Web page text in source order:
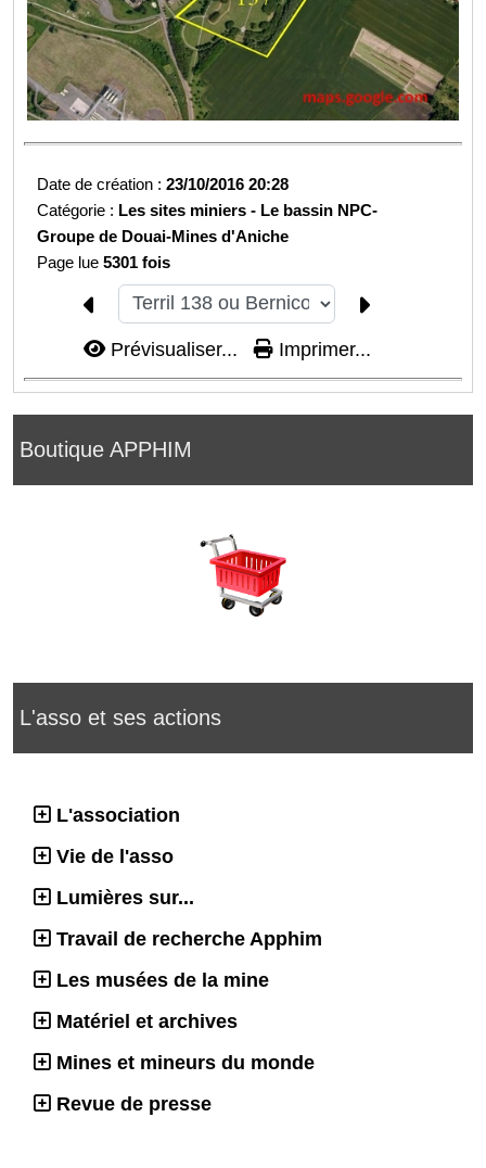
Boutique APPHIM
L'asso et ses actions
L'association
Vie de l'asso
Lumières sur...
Travail de recherche Apphim
Les musées de la mine
Matériel et archives
Mines et mineurs du monde
Revue de presse
Date de création :23/10/2016 20:28
Catégorie : Les sites miniers - Le bassin NPC-
Groupe de Douai-Mines d'Aniche
Page lue5301 fois
Prévisualiser... Imprimer...